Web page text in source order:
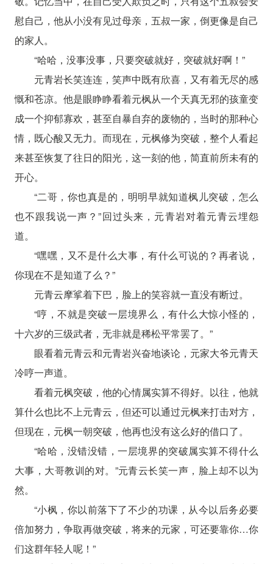
慰自己，他从小没有见过母亲，五叔一家，倒更像是自己
的家人。
“哈哈，没事没事，只要突破就好，突破就好啊！”
元青岩长笑连连，笑声中既有欣喜，又有着无尽的感
慨和苍凉。他是眼睁睁看着元枫从一个天真无邪的孩童变
成一个抑郁寡欢，甚至自暴自弃的废物的，当时的那种心
情，既心酸又无力。而现在，元枫修为突破，整个人看起
来甚至恢复了往日的阳光，这一刻的他，简直前所未有的
开心。
“二哥，你也真是的，明明早就知道枫儿突破，怎么
也不跟我说一声？”回过头来，元青岩对着元青云埋怨
道。
“嘿嘿，又不是什么大事，有什么可说的？再者说，
你现在不是知道了么？”
元青云摩挲着下巴，脸上的笑容就一直没有断过。
“哼，不就是突破一层境界么，有什么大惊小怪的，
十六岁的三级武者，无非就是稀松平常罢了。”
眼看着元青云和元青岩兴奋地谈论，元家大爷元青天
冷哼一声道。
看着元枫突破，他的心情属实算不得好。以往，他就
算什么也比不上元青云，但还可以通过元枫来打击对方，
但现在，元枫一朝突破，他再也没有这么好的借口了。
“哈哈，没错没错，一层境界的突破属实算不得什么
大事，大哥教训的对。”元青云长笑一声，脸上却不以为
然。
“小枫，你以前落下了不少的功课，从今以后务必要
倍加努力，争取再做突破，将来的元家，可还要靠你…你
们这群年轻人呢！”